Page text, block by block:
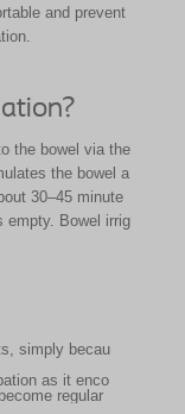
and prevent
the bowel via the
the bowel a
30–45 minute
empty. Bowel irrig
simply becau
as it enco
regular